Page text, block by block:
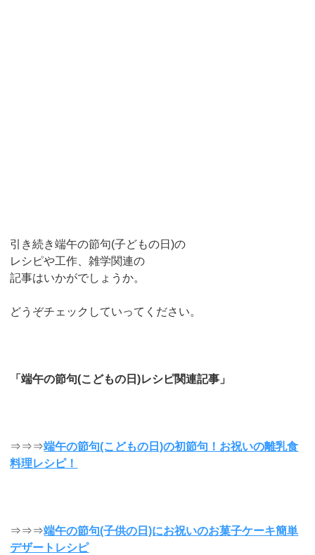
引き続き端午の節句(子どもの日)の
レシピや工作、雑学関連の
記事はいかがでしょうか。
どうぞチェックしていってください。
「端午の節句(こどもの日)レシピ関連記事」
⇒⇒⇒端午の節句(こどもの日)の初節句！お祝いの離乳食
料理レシピ！
⇒⇒⇒端午の節句(子供の日)にお祝いのお菓子ケーキ簡単
デザートレシピ